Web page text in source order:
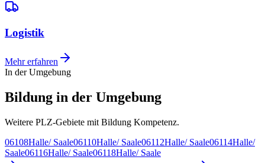
Logistik
Mehr erfahren
In der Umgebung
Bildung in der Umgebung
Weitere PLZ-Gebiete mit Bildung Kompetenz.
06108Halle/ Saale06110Halle/ Saale06112Halle/ Saale06114Halle/
Saale06116Halle/ Saale06118Halle/ Saale